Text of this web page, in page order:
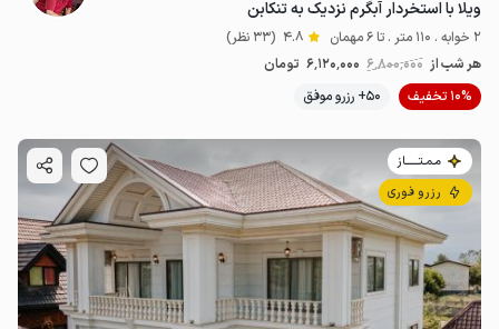
ویلا با استخردار آبگرم نزدیک به تنکابن
2 خوابه . 110 متر . تا 6 مهمان 4.8 (33 نظر)
هر شب از 6٬800٬000 6٬120٬000 تومان
10% تخفیف
50+ رزرو موفق
مـمـتــــــاز
رزرو فوری